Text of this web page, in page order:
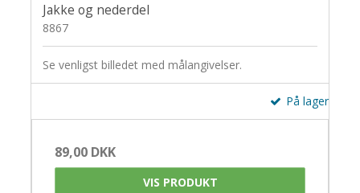
Jakke og nederdel
8867
Se venligst billedet med målangivelser.
På lager
89,00 DKK
VIS PRODUKT